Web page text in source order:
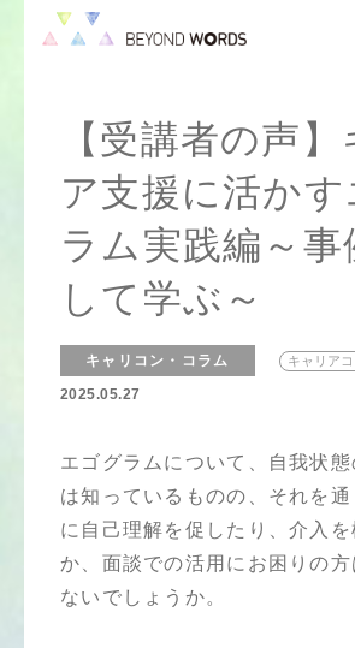
【受講者の声】
ア支援に活か
ラム実践編～事
して学ぶ～
キャリコン・コラム キャリア
2025.05.27
エゴグラムについて、自我状
は知っているものの、それを通
に自己理解を促したり、介入
か、面談での活用にお困りの
ないでしょうか。